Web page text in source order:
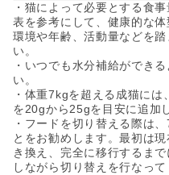
・猫によって必要とする食
表を参考にして、健康的な
環境や年齢、活動量などを
い。
・いつでも水分補給ができ
い。
・体重7kgを超える成猫に
を20gから25gを目安に追加
・フードを切り替える際は
とをお勧めします。最初は
き換え、完全に移行するま
しながら切り替えを行なって